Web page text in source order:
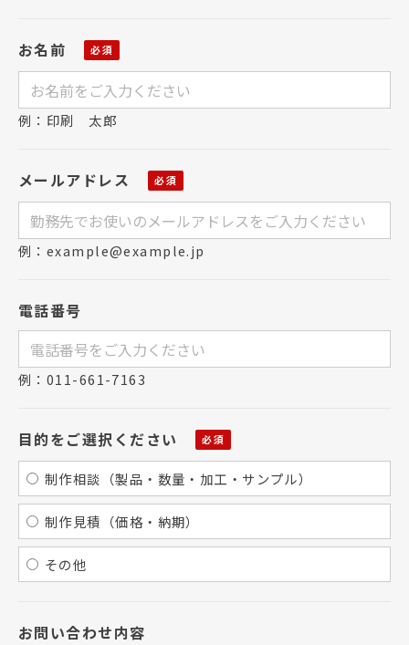
お名前
例：印刷 太郎
メールアドレス
例：example@example.jp
電話番号
例：011-661-7163
目的をご選択ください
制作相談（製品・数量・加工・サンプル）
制作見積（価格・納期）
その他
お問い合わせ内容